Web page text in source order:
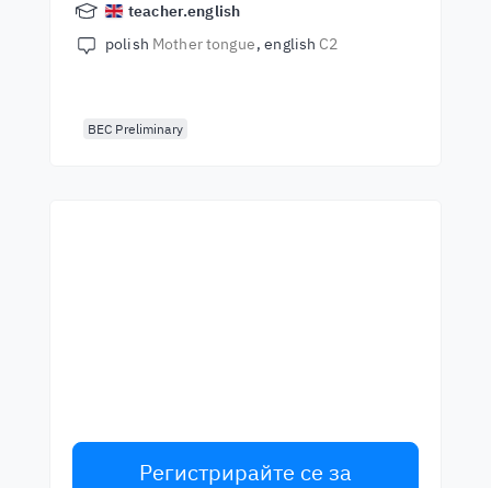
teacher.english
polish Mother tongue english C2
BEC Preliminary
Регистрирайте се за